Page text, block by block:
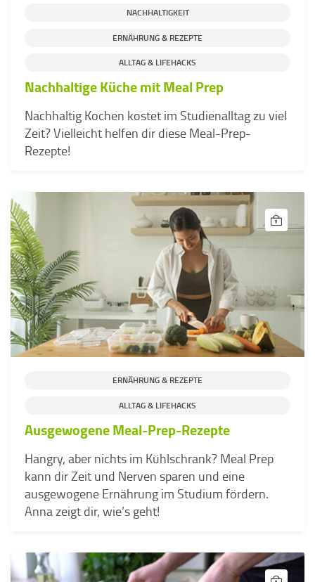
NACHHALTIGKEIT
ERNÄHRUNG & REZEPTE
ALLTAG & LIFEHACKS
Nachhaltige Küche mit Meal Prep
Nachhaltig Kochen kostet im Studienalltag zu viel
Zeit? Vielleicht helfen dir diese Meal-Prep-
Rezepte!
ERNÄHRUNG & REZEPTE
ALLTAG & LIFEHACKS
Ausgewogene Meal-Prep-Rezepte
Hangry, aber nichts im Kühlschrank? Meal Prep
kann dir Zeit und Nerven sparen und eine
ausgewogene Ernährung im Studium fördern.
Anna zeigt dir, wie’s geht!